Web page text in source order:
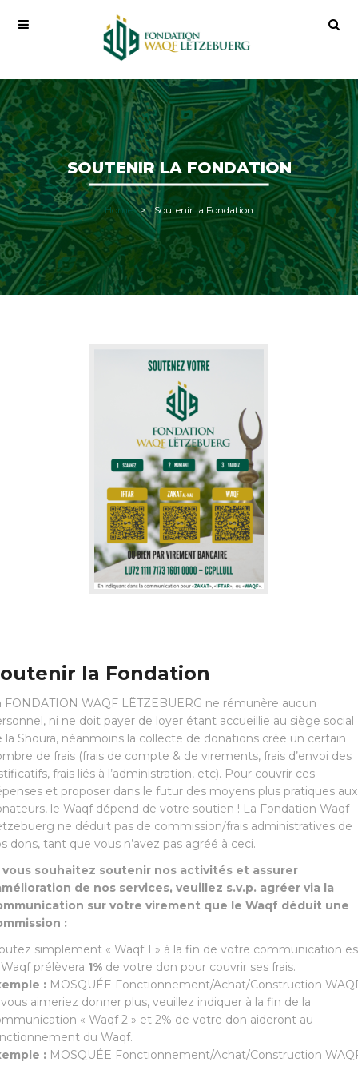
SOUTENIR LA FONDATION
Home Soutenir la Fondation
la Fondation
FONDATION WAQF LËTZEBUERG ne rémunère aucun
ni ne doit payer de loyer étant accueillie au siège social
la Shoura, néanmoins la collecte de donations crée un certain
de frais (frais de compte & de virements, frais d’envoi des
frais liés à l’administration, etc). Pour couvrir ces
et proposer dans le futur des moyens plus pratiques aux
le Waqf dépend de votre soutien ! La Fondation Waqf
ne déduit pas de commission/frais administratives de
dons, tant que vous n’avez pas agréé à ceci.
vous souhaitez soutenir nos activités et assurer
de nos services, veuillez s.v.p. agréer via la
sur votre virement que le Waqf déduit une
:
simplement « Waqf 1 » à la fin de votre communication
prélèvera 1% de votre don pour couvrir ses frais.
: MOSQUÉE Fonctionnement/Achat/Construction
aimeriez donner plus, veuillez indiquer à la fin de la
« Waqf 2 » et 2% de votre don aideront au
du Waqf.
: MOSQUÉE Fonctionnement/Achat/Construction